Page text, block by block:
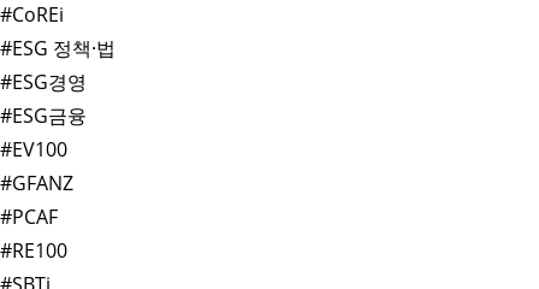
#CoREi
#ESG 정책·법
#ESG경영
#ESG금융
#EV100
#GFANZ
#PCAF
#RE100